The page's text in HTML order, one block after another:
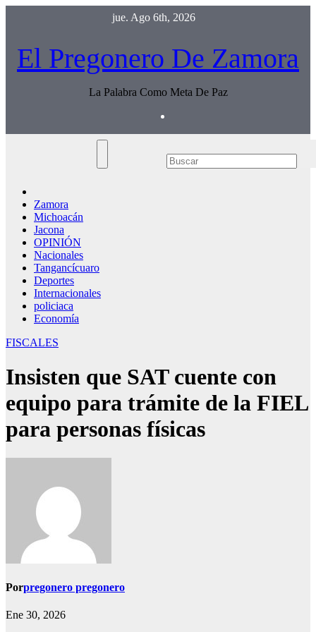
jue. Ago 6th, 2026
El Pregonero De Zamora
La Palabra Como Meta De Paz
Zamora
Michoacán
Jacona
OPINIÓN
Nacionales
Tangancícuaro
Deportes
Internacionales
policiaca
Economía
FISCALES
Insisten que SAT cuente con
equipo para trámite de la FIEL
para personas físicas
Porpregonero pregonero
Ene 30, 2026